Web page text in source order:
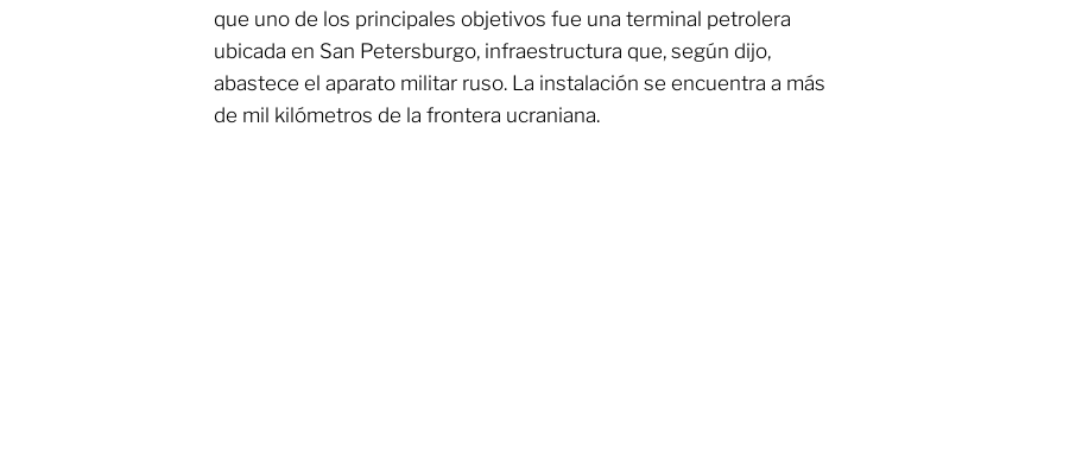
que uno de los principales objetivos fue una terminal petrolera
ubicada en San Petersburgo, infraestructura que, según dijo,
abastece el aparato militar ruso. La instalación se encuentra a más
de mil kilómetros de la frontera ucraniana.